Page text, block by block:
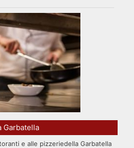
Garbatella
e alle pizzeriedella Garbatella